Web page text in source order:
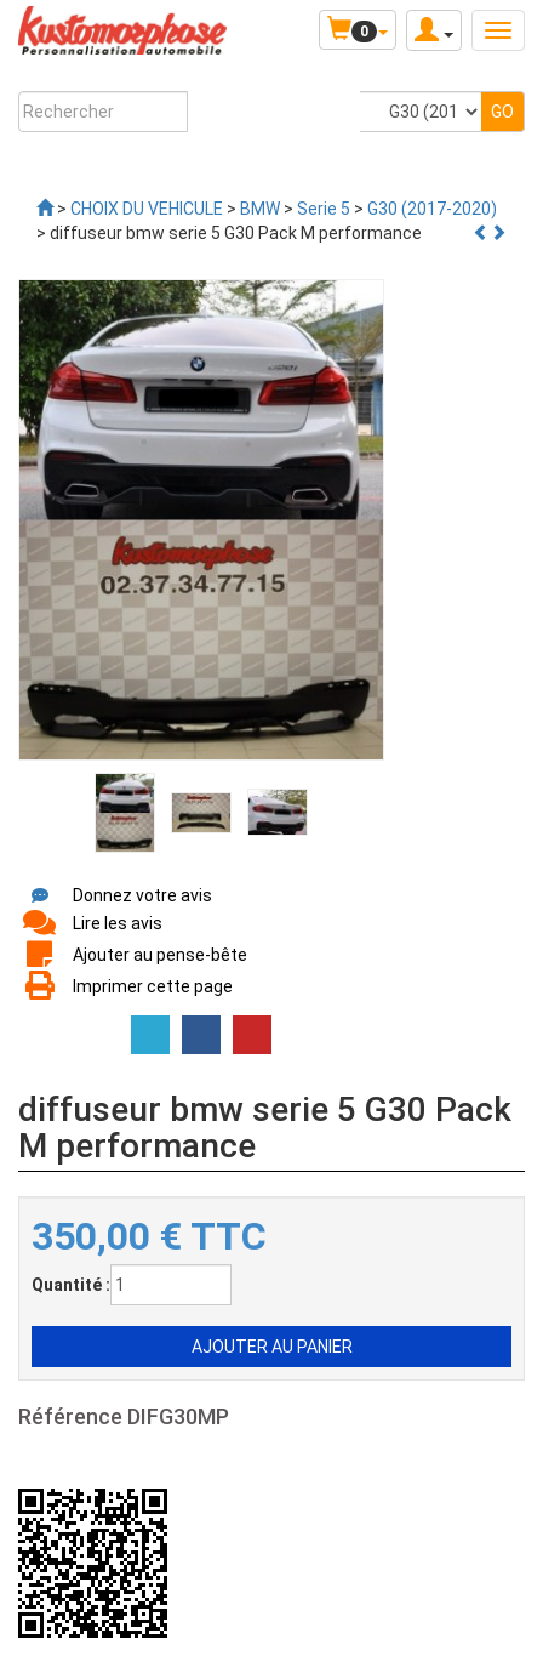
0
> CHOIX DU VEHICULE > BMW > Serie 5 > G30 (2017-2020)
> diffuseur bmw serie 5 G30 Pack M performance
Donnez votre avis
Lire les avis
Ajouter au pense-bête
Imprimer cette page
diffuseur bmw serie 5 G30 Pack
M performance
350,00 € TTC
Quantité :
Référence DIFG30MP